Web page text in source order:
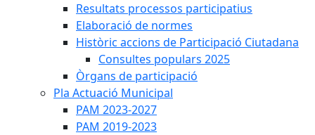
Resultats processos participatius
Elaboració de normes
Històric accions de Participació Ciutadana
Consultes populars 2025
Òrgans de participació
Pla Actuació Municipal
PAM 2023-2027
PAM 2019-2023